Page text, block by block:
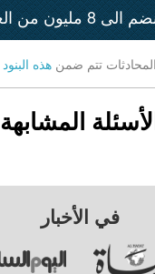
8 مليون من العملاء الراضين
المحادثات تتم ضمن هذه البنود
المشابهة
في الأخبار